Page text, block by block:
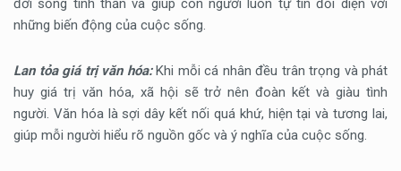
đời sống tinh thần và giúp con người luôn tự tin đối diện với
những biến động của cuộc sống.
Lan tỏa giá trị văn hóa:Khi mỗi cá nhân đều trân trọng và phát
huy giá trị văn hóa, xã hội sẽ trở nên đoàn kết và giàu tình
người. Văn hóa là sợi dây kết nối quá khứ, hiện tại và tương lai,
giúp mỗi người hiểu rõ nguồn gốc và ý nghĩa của cuộc sống.